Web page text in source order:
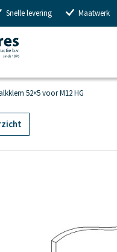
Snelle levering Maatwerk
52×5 voor M12 HG